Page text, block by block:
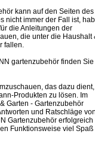
kann auf den Seiten des
nicht immer der Fall ist,
die Anleitungen der
die unter die Haushalt
fallen.
gartenzubehör finden Sie
das dazu dient,
Produkten zu lösen. Im
Garten - Gartenzubehör
und Ratschläge
Gartenzubehör erfolgreich
Funktionsweise viel Spaß